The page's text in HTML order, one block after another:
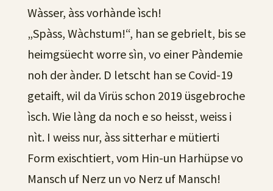
Wàsser, àss vorhànde ìsch!
„Spàss, Wàchstum!“, han se gebrielt, bis se
heimgsüecht worre sìn, vo einer Pàndemie
noh der ànder. D letscht han se Covid-19
getaift, wil da Virüs schon 2019 üsgebroche
ìsch. Wie làng da noch e so heisst, weiss i
nìt. I weiss nur, àss sitterhar e mütierti
Form exischtiert, vom Hin-un Harhüpse vo
Mansch uf Nerz un vo Nerz uf Mansch!